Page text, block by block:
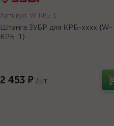
Артикул: W-КРБ-1
Штанга ЗУБР для КРБ-хххх {W-
КРБ-1}
2 453 ₽ /шт